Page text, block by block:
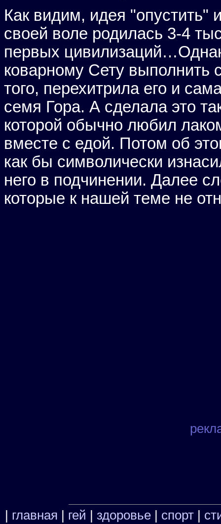
Как видим, идея "опустить"
своей воле родилась 3-4
первых
коварному Сету выполнить
того, перехитрила его и
семя Гора. А сделала это
которой обычно любил
вместе с едой. Потом об
как бы символически
него в подчинении. Далее
которые к нашей теме не
| главная | гей | здоровье | спорт |